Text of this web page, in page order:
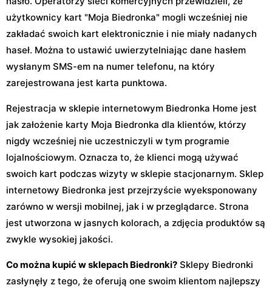
użytkownicy kart "Moja Biedronka" mogli wcześniej nie
zakładać swoich kart elektronicznie i nie miały nadanych
haseł. Można to ustawić uwierzytelniając dane hasłem
wysłanym SMS-em na numer telefonu, na który
zarejestrowana jest karta punktowa.
Rejestracja w sklepie internetowym Biedronka Home jest
jak założenie karty Moja Biedronka dla klientów, którzy
nigdy wcześniej nie uczestniczyli w tym programie
lojalnościowym. Oznacza to, że klienci mogą używać
swoich kart podczas wizyty w sklepie stacjonarnym. Sklep
internetowy Biedronka jest przejrzyście wyeksponowany
zarówno w wersji mobilnej, jak i w przeglądarce. Strona
jest utworzona w jasnych kolorach, a zdjęcia produktów są
zwykle wysokiej jakości.
Co można kupić w sklepach Biedronki? Sklepy Biedronki
zasłynęły z tego, że oferują one swoim klientom najlepszy